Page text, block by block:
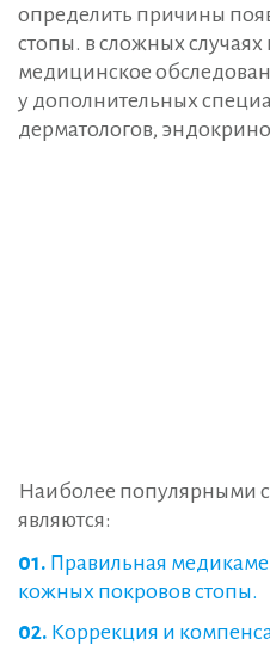
определить причины
стопы. в сложных
медицинское
у дополнительных
дерматологов,
Наиболее популярными
являются:
Правильная
кожных покровов стопы.
Коррекция и